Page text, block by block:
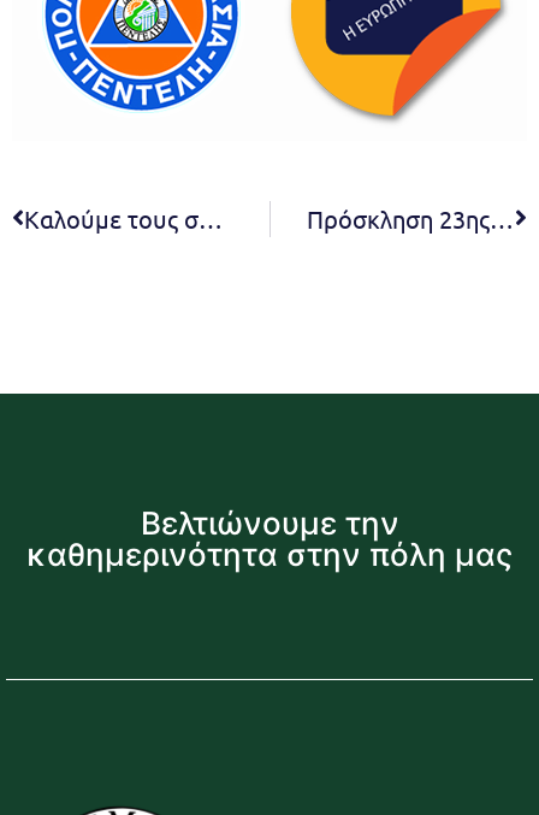
Καλούμε τους συμπολίτες μας να υποβάλλουν τη γνώμη τους για τις προτάσεις του Δήμου στο Πρόγραμμα «Αντώνης Τρίτσης» Πρόσκληση 23ης Ο.Ε. 2020
Βελτιώνουμε την
καθημερινότητα στην πόλη μας